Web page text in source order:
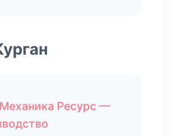
Ресурс —